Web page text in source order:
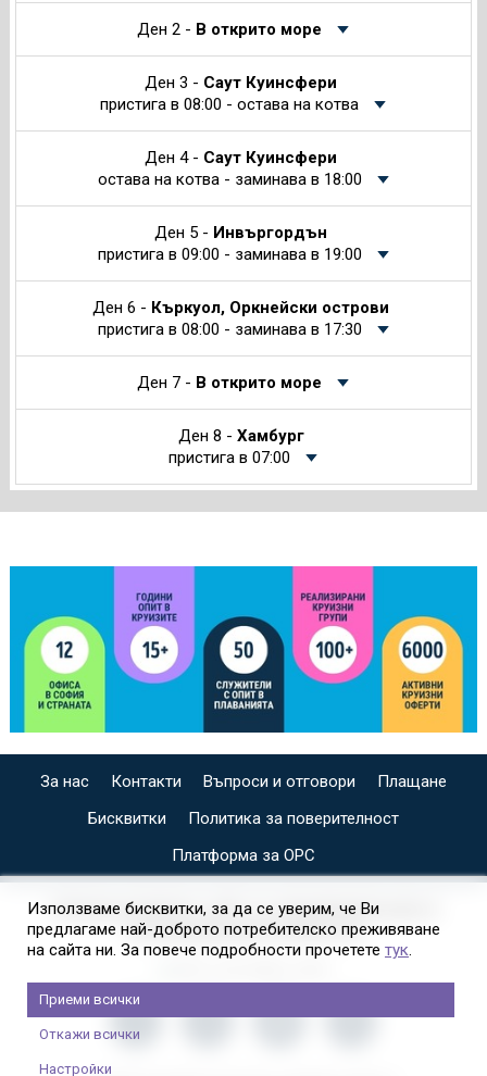
Ден 2 - В открито море
Ден 3 - Саут Куинсфери
пристига в 08:00 - остава на котва
Ден 4 - Саут Куинсфери
остава на котва - заминава в 18:00
Ден 5 - Инвъргордън
пристига в 09:00 - заминава в 19:00
Ден 6 - Къркуол, Оркнейски острови
пристига в 08:00 - заминава в 17:30
Ден 7 - В открито море
Ден 8 - Хамбург
пристига в 07:00
За нас Контакти Въпроси и отговори
Плащане
Бисквитки
Политика за поверителност
Платформа за ОРС
СПЕЦИАЛИЗИРАН САЙТ ЗА ИНДИВИДУАЛНИ И
ОРГАНИЗИРАНИ КРУИЗИ НА
Използваме бисквитки, за да се уверим, че Ви
предлагаме най-доброто потребителско преживяване
на сайта ни. За повече подробности прочетете тук.
Приеми всички
Откажи всички
Настройки